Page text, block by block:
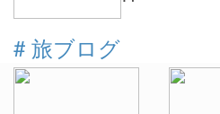
# 旅ブログ